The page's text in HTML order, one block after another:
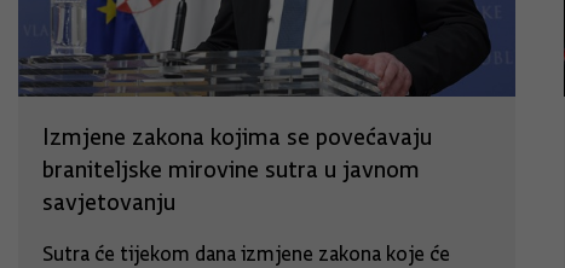
Izmjene zakona kojima se povećavaju
braniteljske mirovine sutra u javnom
savjetovanju
Sutra će tijekom dana izmjene zakona koje će